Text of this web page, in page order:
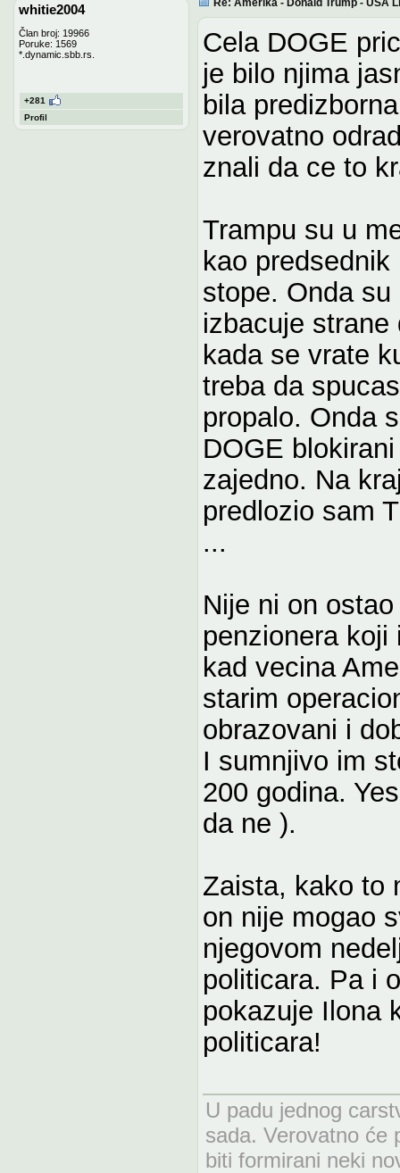
whitie2004
Član broj: 19966
Poruke: 1569
*.dynamic.sbb.rs.
+281
Profil
Cela DOGE
je bilo njima
bila
verovatno
znali da ce to
Trampu su u
kao
stope. Onda
izbacuje
kada se vrate
treba da
propalo. Onda
DOGE
zajedno. Na
predlozio sam
...
Nije ni on
penzionera
kad vecina
starim
obrazovani i
I sumnjivo im
200 godina.
da ne ).
Zaista, kako to
on nije mogao
njegovom
politicara. Pa i
pokazuje Ilona
politicara!
U padu jednog
sada. Verovatno će
biti formirani neki